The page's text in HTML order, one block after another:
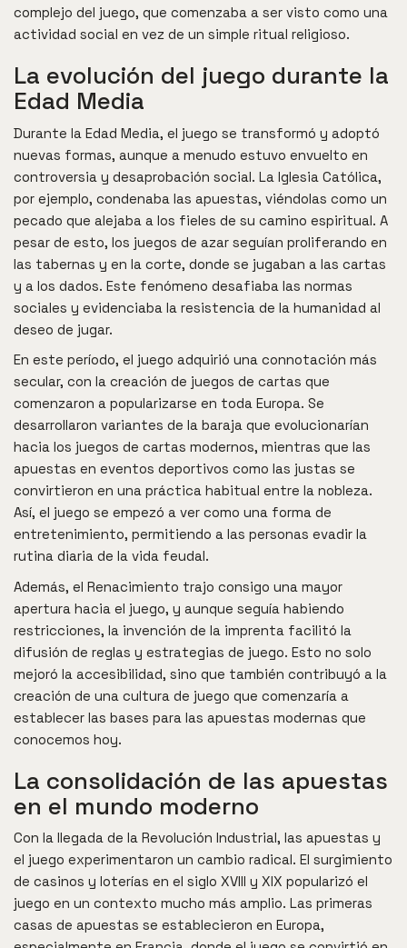
complejo del juego, que comenzaba a ser visto como una
actividad social en vez de un simple ritual religioso.
La evolución del juego durante la
Edad Media
Durante la Edad Media, el juego se transformó y adoptó
nuevas formas, aunque a menudo estuvo envuelto en
controversia y desaprobación social. La Iglesia Católica,
por ejemplo, condenaba las apuestas, viéndolas como un
pecado que alejaba a los fieles de su camino espiritual. A
pesar de esto, los juegos de azar seguían proliferando en
las tabernas y en la corte, donde se jugaban a las cartas
y a los dados. Este fenómeno desafiaba las normas
sociales y evidenciaba la resistencia de la humanidad al
deseo de jugar.
En este período, el juego adquirió una connotación más
secular, con la creación de juegos de cartas que
comenzaron a popularizarse en toda Europa. Se
desarrollaron variantes de la baraja que evolucionarían
hacia los juegos de cartas modernos, mientras que las
apuestas en eventos deportivos como las justas se
convirtieron en una práctica habitual entre la nobleza.
Así, el juego se empezó a ver como una forma de
entretenimiento, permitiendo a las personas evadir la
rutina diaria de la vida feudal.
Además, el Renacimiento trajo consigo una mayor
apertura hacia el juego, y aunque seguía habiendo
restricciones, la invención de la imprenta facilitó la
difusión de reglas y estrategias de juego. Esto no solo
mejoró la accesibilidad, sino que también contribuyó a la
creación de una cultura de juego que comenzaría a
establecer las bases para las apuestas modernas que
conocemos hoy.
La consolidación de las apuestas
en el mundo moderno
Con la llegada de la Revolución Industrial, las apuestas y
el juego experimentaron un cambio radical. El surgimiento
de casinos y loterías en el siglo XVIII y XIX popularizó el
juego en un contexto mucho más amplio. Las primeras
casas de apuestas se establecieron en Europa,